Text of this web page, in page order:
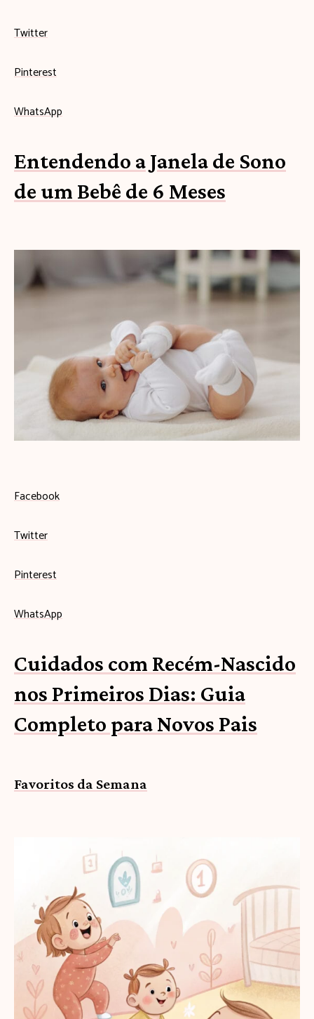
Twitter
Pinterest
WhatsApp
Entendendo a Janela de Sono
de um Bebê de 6 Meses
Facebook
Twitter
Pinterest
WhatsApp
Cuidados com Recém-Nascido
nos Primeiros Dias: Guia
Completo para Novos Pais
Favoritos da Semana